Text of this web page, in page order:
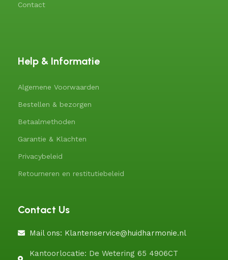
Contact
Help & Informatie
Algemene Voorwaarden
Bestellen & bezorgen
Betaalmethoden
Garantie & Klachten
Privacybeleid
Retourneren en restitutiebeleid
Contact Us
Mail ons: Klantenservice@huidharmonie.nl
Kantoorlocatie: De Wetering 65 4906CT